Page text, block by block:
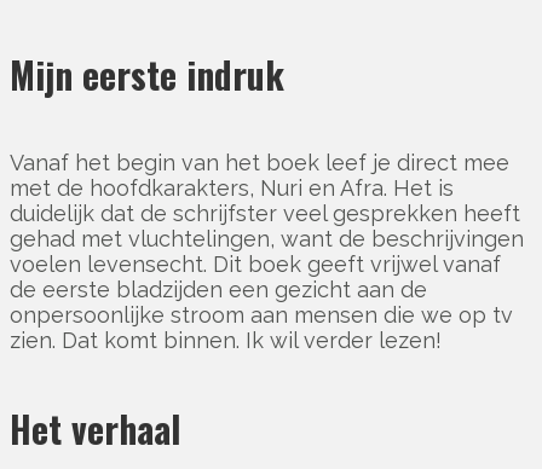
Mijn eerste indruk
Vanaf het begin van het boek leef je direct mee
met de hoofdkarakters, Nuri en Afra. Het is
duidelijk dat de schrijfster veel gesprekken heeft
gehad met vluchtelingen, want de beschrijvingen
voelen levensecht. Dit boek geeft vrijwel vanaf
de eerste bladzijden een gezicht aan de
onpersoonlijke stroom aan mensen die we op tv
zien. Dat komt binnen. Ik wil verder lezen!
Het verhaal